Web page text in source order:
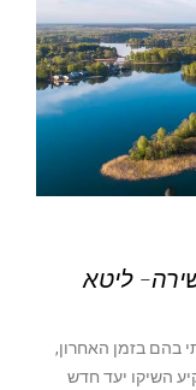
ליטא
בהם בזמן האחרון,
השיקו יעד חדש